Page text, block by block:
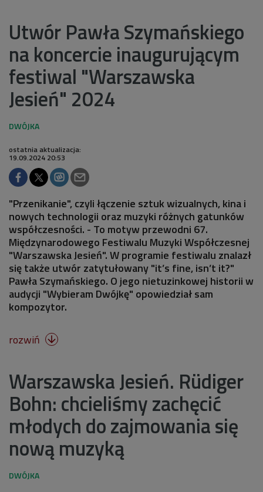
Utwór Pawła Szymańskiego
na koncercie inaugurującym
festiwal "Warszawska
Jesień" 2024
ostatnia aktualizacja:
19.09.2024 20:53
"Przenikanie", czyli łączenie sztuk wizualnych, kina i
nowych technologii oraz muzyki różnych gatunków
współczesności. - To motyw przewodni 67.
Międzynarodowego Festiwalu Muzyki Współczesnej
"Warszawska Jesień". W programie festiwalu znalazł
się także utwór zatytułowany "it’s fine, isn’t it?"
Pawła Szymańskiego. O jego nietuzinkowej historii w
audycji "Wybieram Dwójkę" opowiedział sam
kompozytor.
rozwiń 
Warszawska Jesień. Rüdiger
Bohn: chcieliśmy zachęcić
młodych do zajmowania się
nową muzyką